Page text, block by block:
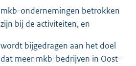
mkb-ondernemingen betrokken
zijn bij de activiteiten, en
wordt bijgedragen aan het doel
dat meer mkb-bedrijven in Oost-